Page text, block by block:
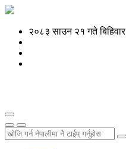
२०८३ साउन २१ गते बिहिवार